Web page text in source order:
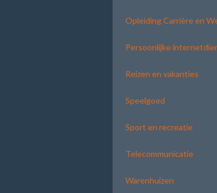
Opleiding Carrière en
Persoonlijke
Reizen en vakanties
Speelgoed
Sport en recreatie
Telecommunicatie
Warenhuizen